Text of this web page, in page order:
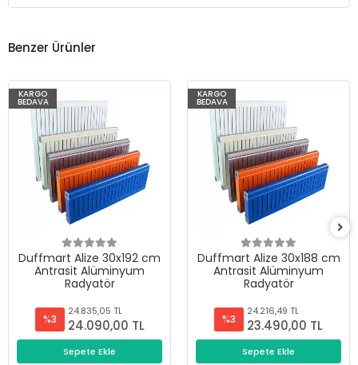
Benzer Ürünler
KARGO
BEDAVA
Duffmart Alize 30x192 cm
Antrasit Alüminyum
Radyatör
%3
24.835,05 TL
24.090,00 TL
Sepete Ekle
KARGO
BEDAVA
Duffmart Alize 30x188 cm
Antrasit Alüminyum
Radyatör
%3
24.216,49 TL
23.490,00 TL
Sepete Ekle